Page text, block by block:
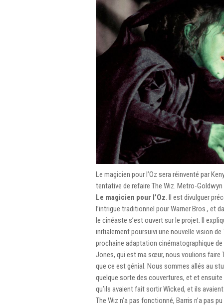
Le magicien pour l’Oz sera réinventé par
tentative de refaire The Wiz. Metro-
Le magicien pour l’Oz. Il est divulguer
l’intrigue traditionnel pour Warner Bros., et
le cinéaste s’est ouvert sur le projet. Il
initialement poursuivi une nouvelle vision
prochaine adaptation cinématographique
Jones, qui est ma sœur, nous voulions faire
que ce est génial. Nous sommes allés au
quelque sorte des couvertures, et et
qu’ils avaient fait sortir Wicked, et ils
The Wiz n’a pas fonctionné, Barris n’a pas